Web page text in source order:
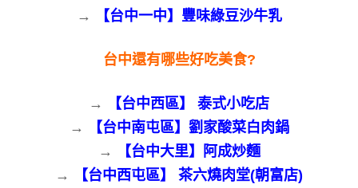
→
【台中一中】豐味綠豆沙牛乳
台中還有哪些好吃美食?
→
【台中西區】 泰式小吃店
→
【台中南屯區】劉家酸菜白肉鍋
→
【台中大里】阿成炒麵
→
【台中西屯區】 茶六燒肉堂(朝富店)